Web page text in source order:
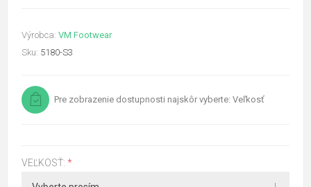
Výrobca: VM Footwear
Sku: 5180-S3
Pre zobrazenie dostupnosti najskôr vyberte: Veľkosť
VEĽKOSŤ: *